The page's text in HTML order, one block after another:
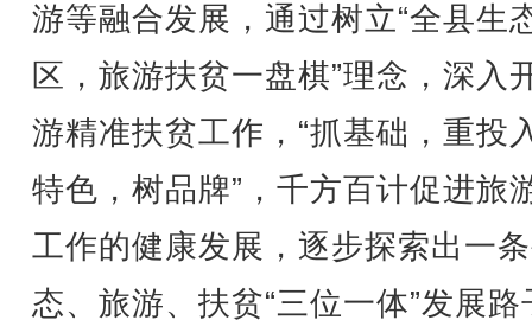
游等融合发展，通过树立“全县生
区，旅游扶贫一盘棋”理念，深入
游精准扶贫工作，“抓基础，重投
特色，树品牌”，千方百计促进旅
工作的健康发展，逐步探索出一
态、旅游、扶贫“三位一体”发展路